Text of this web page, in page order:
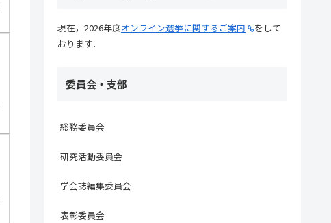
現在，2026年度オンライン選挙に関するご案内
をして
おります．
委員会・支部
総務委員会
研究活動委員会
学会誌編集委員会
表彰委員会